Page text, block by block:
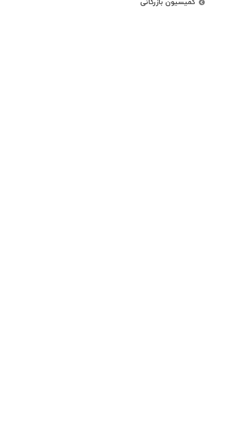
کمیسیون بازرگانی